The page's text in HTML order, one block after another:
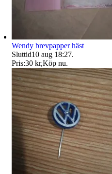
Wendy brevpapper häst
Sluttid10 aug 18:27.
Pris:30 kr,Köp nu.